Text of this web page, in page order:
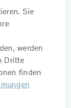
Sie
werden
Dritte
finden